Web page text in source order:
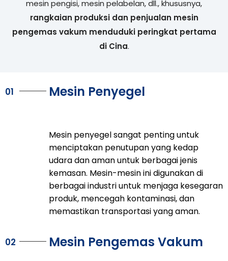
mesin pengisi, mesin pelabelan, dll., khususnya,
rangkaian produksi dan penjualan mesin
pengemas vakum menduduki peringkat pertama
di Cina.
01 Mesin Penyegel
Mesin penyegel sangat penting untuk
menciptakan penutupan yang kedap
udara dan aman untuk berbagai jenis
kemasan. Mesin-mesin ini digunakan di
berbagai industri untuk menjaga kesegaran
produk, mencegah kontaminasi, dan
memastikan transportasi yang aman.
02 Mesin Pengemas Vakum